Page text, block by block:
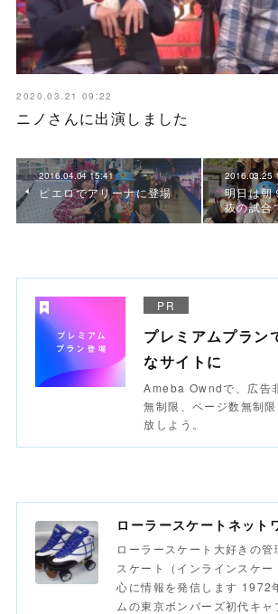
2020.03.21 09:22
ニノさんに出演しました
2016.04.04 15:41
ピエロでアリーナに登場
2016.03.25
明日は朝
抜の試合
PR
プレミアムプラン
なサイトに
Ameba Owndで、広告
無制限、ページ数無制
放しよう。
ローラースケート大好きの管
スケート（インラインスケー
心に情報を発信します 1972
ムの東京ボンバーズ初代キャ